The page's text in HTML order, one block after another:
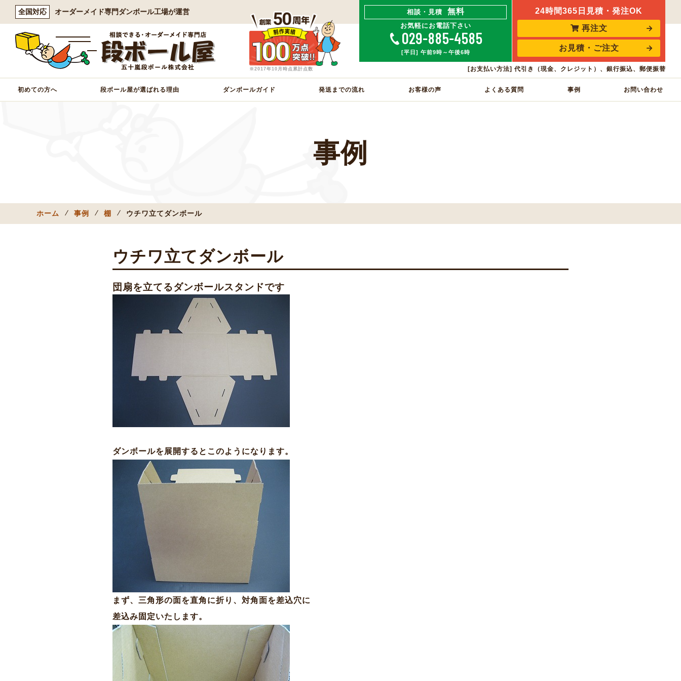
全国対応 オーダーメイド専門ダンボール工場が運営
※2017年10月時点累計点数
相談・見積 無料
お気軽にお電話下さい
029-885-4585
[平日] 午前9時～午後6時
24時間365日見積・発注OK
再注文
お見積・ご注文
[お支払い方法] 代引き（現金、クレジット）、銀行振込、郵便振替
初めての方へ 段ボール屋が選ばれる理由 ダンボールガイド 発送までの流れ お客様の声 よくある質問 事例 お問い合わせ
事例
ホーム 事例 棚 ウチワ立てダンボール
ウチワ立てダンボール
団扇を立てるダンボールスタンドです
ダンボールを展開するとこのようになります。
まず、三角形の面を直角に折り、対角面を差込穴に
差込み固定いたします。